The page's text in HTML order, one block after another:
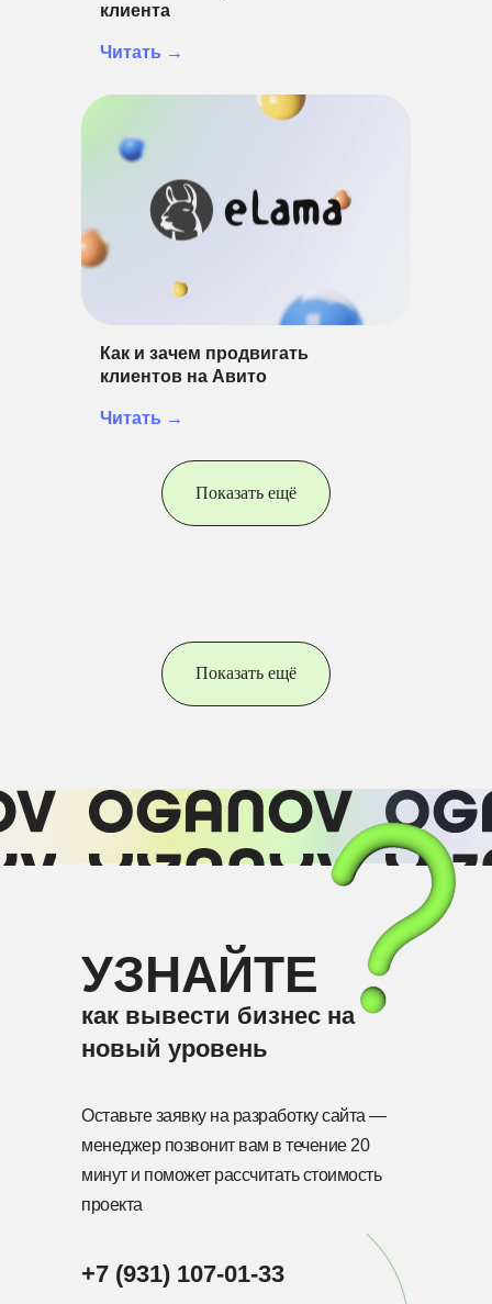
Читать →
клиента
Читать →
Как и зачем продвигать
клиентов на Авито
Показать ещё
Читать →
Как бороться с теневым
доступом к корпоративным
9 вопросов, которые нужно
задать, нанимая на удаленку
Показать ещё
Читать →
SERP: что значит этот термин и
Оставьте заявку на разработку сайта —
менеджер позвонит вам в течение 20
минут и поможет рассчитать стоимость
проекта
УЗНАЙТЕ
как вывести бизнес на
новый уровень
+7 (931) 107-01-33